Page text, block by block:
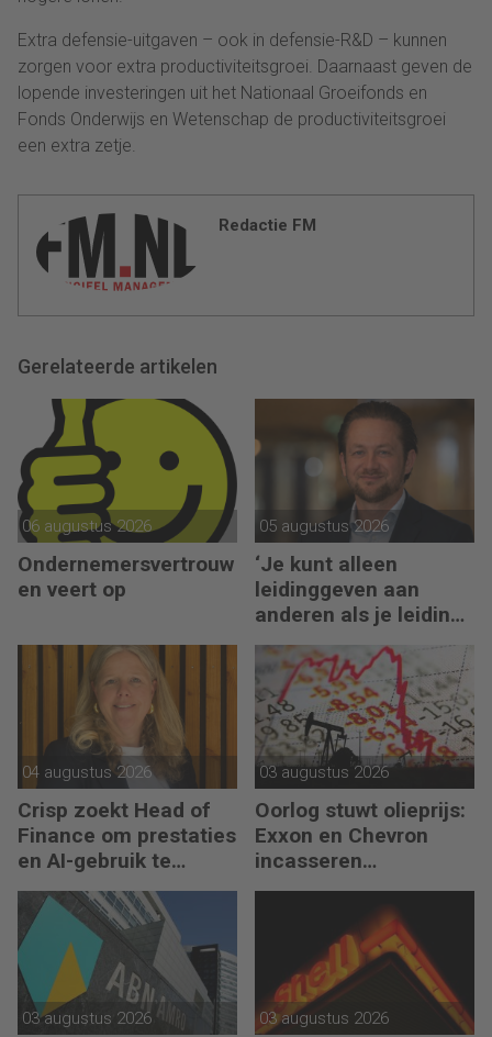
Extra defensie-uitgaven – ook in defensie-R&D – kunnen
zorgen voor extra productiviteitsgroei. Daarnaast geven de
lopende investeringen uit het Nationaal Groeifonds en
Fonds Onderwijs en Wetenschap de productiviteitsgroei
een extra zetje.
Redactie FM
Gerelateerde artikelen
06 augustus 2026
Ondernemersvertrouw
en veert op
05 augustus 2026
‘Je kunt alleen
leidinggeven aan
anderen als je leiding
kunt geven aan jezelf’
04 augustus 2026
Crisp zoekt Head of
Finance om prestaties
en AI-gebruik te
versnellen
03 augustus 2026
Oorlog stuwt olieprijs:
Exxon en Chevron
incasseren
miljardenwinsten
03 augustus 2026 03 augustus 2026